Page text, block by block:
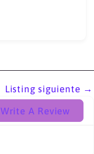
Listing siguiente →
Write A Review